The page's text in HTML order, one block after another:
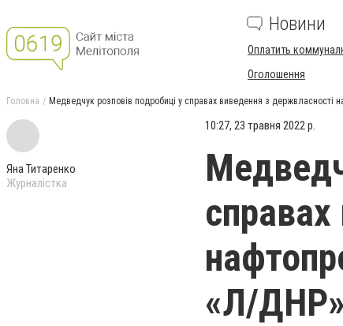
Новини
Оплатить
Оголошення
Головна Медведчук розповів подробиці у справах виведення з держвласності
Яна Титаренко
Журналістка
10:27, 23 травня 2022 р.
«Л/